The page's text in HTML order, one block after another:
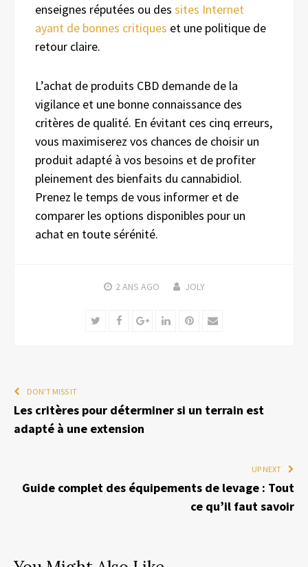
enseignes réputées ou des sites Internet
ayant de bonnes critiques et une politique de
retour claire.
L’achat de produits CBD demande de la
vigilance et une bonne connaissance des
critères de qualité. En évitant ces cinq erreurs,
vous maximiserez vos chances de choisir un
produit adapté à vos besoins et de profiter
pleinement des bienfaits du cannabidiol.
Prenez le temps de vous informer et de
comparer les options disponibles pour un
achat en toute sérénité.
2 ANS AGO JOLY
TwitterFacebookGoogle+LinkedInPinterest
Email
DON'T MISS IT
Les critères pour déterminer si un terrain est
adapté à une extension
UP NEXT
Guide complet des équipements de levage : Tout
ce qu’il faut savoir